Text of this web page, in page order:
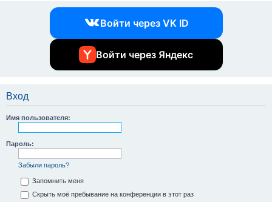
Войти через VK ID
Войти через Яндекс
Вход
Имя пользователя:
Пароль:
Забыли пароль?
Запомнить меня
Скрыть моё пребывание на конференции в этот раз